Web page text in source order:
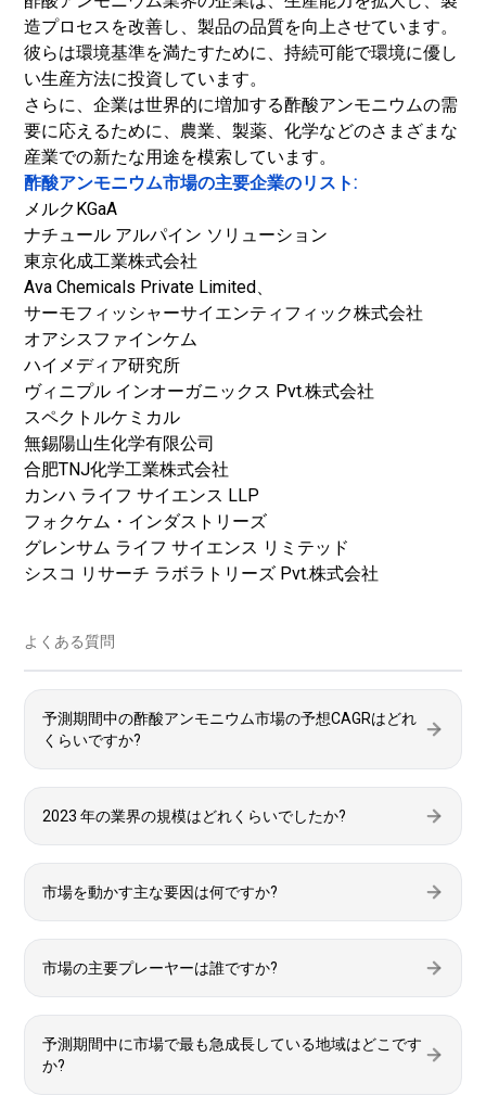
造プロセスを改善し、製品の品質を向上させています。
彼らは環境基準を満たすために、持続可能で環境に優し
い生産方法に投資しています。
さらに、企業は世界的に増加する酢酸アンモニウムの需
要に応えるために、農業、製薬、化学などのさまざまな
産業での新たな用途を模索しています。
酢酸アンモニウム市場の主要企業のリスト:
メルクKGaA
ナチュール アルパイン ソリューション
東京化成工業株式会社
Ava Chemicals Private Limited、
サーモフィッシャーサイエンティフィック株式会社
オアシスファインケム
ハイメディア研究所
ヴィニプル インオーガニックス Pvt.株式会社
スペクトルケミカル
無錫陽山生化学有限公司
合肥TNJ化学工業株式会社
カンハ ライフ サイエンス LLP
フォクケム・インダストリーズ
グレンサム ライフ サイエンス リミテッド
シスコ リサーチ ラボラトリーズ Pvt.株式会社
よくある質問
予測期間中の酢酸アンモニウム市場の予想CAGRはどれ
くらいですか?
2023 年の業界の規模はどれくらいでしたか?
市場を動かす主な要因は何ですか?
市場の主要プレーヤーは誰ですか?
予測期間中に市場で最も急成長している地域はどこです
か?